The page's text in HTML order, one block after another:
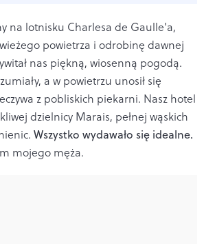
na lotnisku Charlesa de Gaulle'a,
powietrza i odrobinę dawnej
nas piękną, wiosenną pogodą.
a w powietrzu unosił się
z pobliskich piekarni. Nasz hotel
dzielnicy Marais, pełnej wąskich
Wszystko wydawało się idealne.
mojego męża.